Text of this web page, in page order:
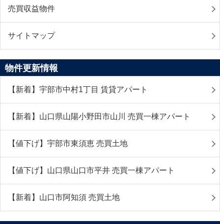
売買収益物件
サイトマップ
物件更新情報
【新着】宇部市中村1丁目 賃貸アパート
【新着】山口県山陽小野田市山川 売買一棟アパート
【値下げ】宇部市東須恵 売買土地
【値下げ】山口県山口市平井 売買一棟アパート
【新着】山口市阿知須 売買土地